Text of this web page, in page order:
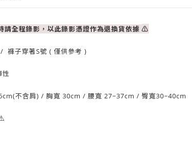
全程錄影，以此錄影憑證作為退換貨依據 ⚠
褲子穿著S號 ( 僅供參考 )
性
不含肩) / 胸寬 30cm / 腰寬 27~37cm / 臀寬30~40cm